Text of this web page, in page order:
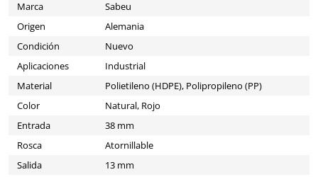
Marca
Sabeu
Origen
Alemania
Condición
Nuevo
Aplicaciones
Industrial
Material
Polietileno (HDPE), Polipropileno (PP)
Color
Natural, Rojo
Entrada
38 mm
Rosca
Atornillable
Salida
13 mm